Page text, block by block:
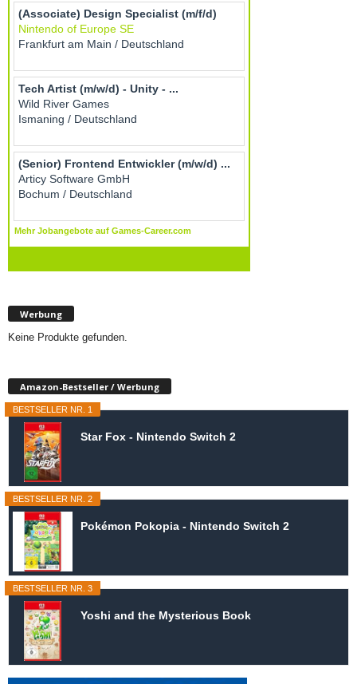
Werbung
Keine Produkte gefunden.
Amazon-Bestseller / Werbung
BESTSELLER NR. 1
Star Fox - Nintendo Switch 2
BESTSELLER NR. 2
Pokémon Pokopia - Nintendo Switch 2
BESTSELLER NR. 3
Yoshi and the Mysterious Book